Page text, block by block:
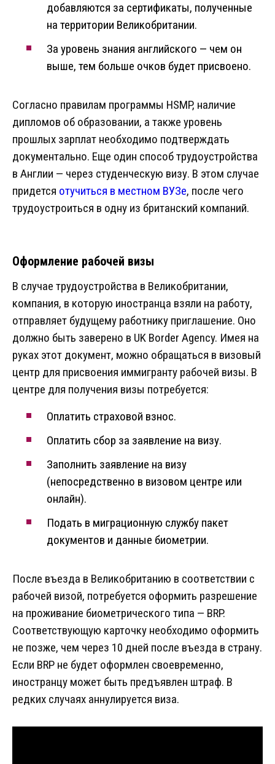
добавляются за сертификаты, полученные
на территории Великобритании.
За уровень знания английского — чем он
выше, тем больше очков будет присвоено.
Согласно правилам программы HSMP, наличие
дипломов об образовании, а также уровень
прошлых зарплат необходимо подтверждать
документально. Еще один способ трудоустройства
в Англии — через студенческую визу. В этом случае
придется отучиться в местном ВУЗе, после чего
трудоустроиться в одну из британский компаний.
Оформление рабочей визы
В случае трудоустройства в Великобритании,
компания, в которую иностранца взяли на работу,
отправляет будущему работнику приглашение. Оно
должно быть заверено в UK Border Agency. Имея на
руках этот документ, можно обращаться в визовый
центр для присвоения иммигранту рабочей визы. В
центре для получения визы потребуется:
Оплатить страховой взнос.
Оплатить сбор за заявление на визу.
Заполнить заявление на визу
(непосредственно в визовом центре или
онлайн).
Подать в миграционную службу пакет
документов и данные биометрии.
После въезда в Великобританию в соответствии с
рабочей визой, потребуется оформить разрешение
на проживание биометрического типа — BRP.
Соответствующую карточку необходимо оформить
не позже, чем через 10 дней после въезда в страну.
Если BRP не будет оформлен своевременно,
иностранцу может быть предъявлен штраф. В
редких случаях аннулируется виза.